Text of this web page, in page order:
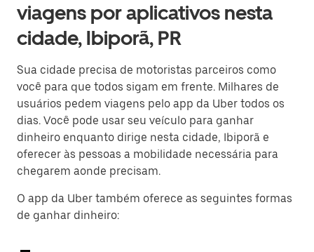
viagens por aplicativos nesta
cidade, Ibiporã, PR
Sua cidade precisa de motoristas parceiros como
você para que todos sigam em frente. Milhares de
usuários pedem viagens pelo app da Uber todos os
dias. Você pode usar seu veículo para ganhar
dinheiro enquanto dirige nesta cidade, Ibiporã e
oferecer às pessoas a mobilidade necessária para
chegarem aonde precisam.
O app da Uber também oferece as seguintes formas
de ganhar dinheiro: